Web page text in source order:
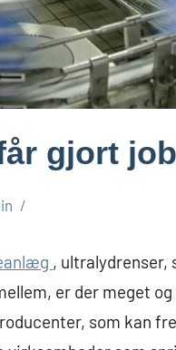
gjort
, ultralydrenser,
er der meget
som kan